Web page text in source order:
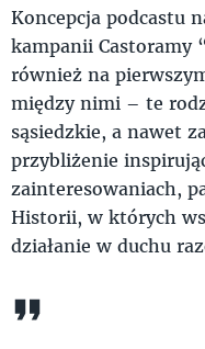
Koncepcja podcastu
kampanii Castoramy
również na
między nimi – te
sąsiedzkie, a nawet
przybliżenie
zainteresowaniach,
Historii, w których
działanie w duchu